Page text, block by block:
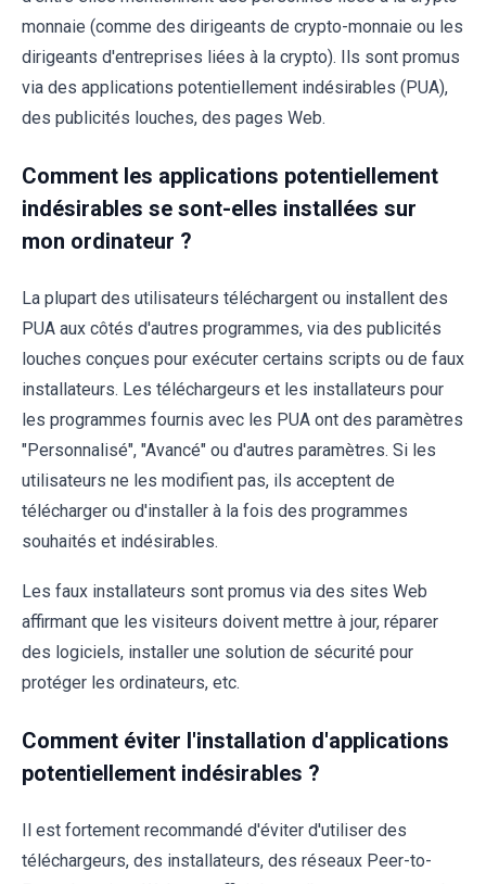
monnaie (comme des dirigeants de crypto-monnaie ou les
dirigeants d'entreprises liées à la crypto). Ils sont promus
via des applications potentiellement indésirables (PUA),
des publicités louches, des pages Web.
Comment les applications potentiellement
indésirables se sont-elles installées sur
mon ordinateur ?
La plupart des utilisateurs téléchargent ou installent des
PUA aux côtés d'autres programmes, via des publicités
louches conçues pour exécuter certains scripts ou de faux
installateurs. Les téléchargeurs et les installateurs pour
les programmes fournis avec les PUA ont des paramètres
"Personnalisé", "Avancé" ou d'autres paramètres. Si les
utilisateurs ne les modifient pas, ils acceptent de
télécharger ou d'installer à la fois des programmes
souhaités et indésirables.
Les faux installateurs sont promus via des sites Web
affirmant que les visiteurs doivent mettre à jour, réparer
des logiciels, installer une solution de sécurité pour
protéger les ordinateurs, etc.
Comment éviter l'installation d'applications
potentiellement indésirables ?
Il est fortement recommandé d'éviter d'utiliser des
téléchargeurs, des installateurs, des réseaux Peer-to-